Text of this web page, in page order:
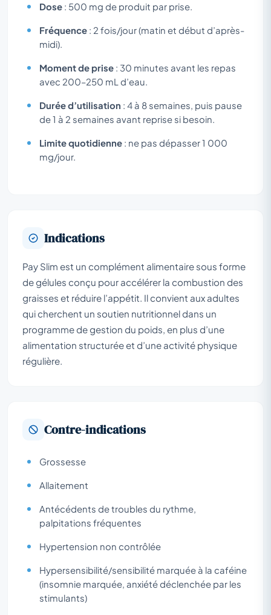
Dose : 500 mg de produit par prise.
Fréquence : 2 fois/jour (matin et début d’après-
midi).
Moment de prise : 30 minutes avant les repas
avec 200–250 mL d’eau.
Durée d’utilisation : 4 à 8 semaines, puis pause
de 1 à 2 semaines avant reprise si besoin.
Limite quotidienne : ne pas dépasser 1 000
mg/jour.
Indications
Pay Slim est un complément alimentaire sous forme
de gélules conçu pour accélérer la combustion des
graisses et réduire l’appétit. Il convient aux adultes
qui cherchent un soutien nutritionnel dans un
programme de gestion du poids, en plus d’une
alimentation structurée et d’une activité physique
régulière.
Contre-indications
Grossesse
Allaitement
Antécédents de troubles du rythme,
palpitations fréquentes
Hypertension non contrôlée
Hypersensibilité/sensibilité marquée à la caféine
(insomnie marquée, anxiété déclenchée par les
stimulants)